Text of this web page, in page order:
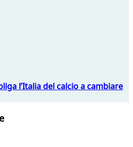
l’Italia del calcio a cambiare